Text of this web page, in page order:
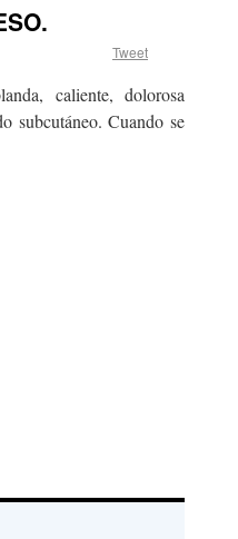
Tweet
caliente, dolorosa
subcutáneo. Cuando se